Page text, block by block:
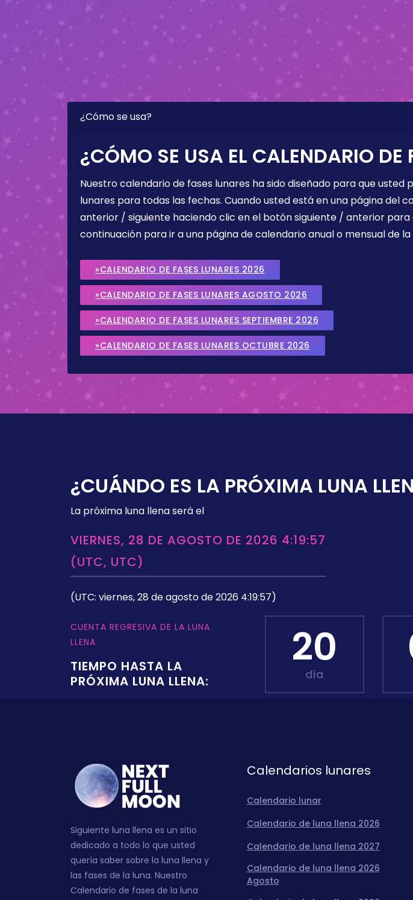
¿Cómo se usa?
¿CÓMO SE USA EL CALENDARIO DE
Nuestro calendario de fases lunares ha sido diseñado para que
lunares para todas las fechas. Cuando usted está en una página del
anterior / siguiente haciendo clic en el botón siguiente / anterior
continuación para ir a una página de calendario anual o mensual de la
»CALENDARIO DE FASES LUNARES 2026
»CALENDARIO DE FASES LUNARES AGOSTO 2026
»CALENDARIO DE FASES LUNARES SEPTIEMBRE 2026
»CALENDARIO DE FASES LUNARES OCTUBRE 2026
¿CUÁNDO ES LA PRÓXIMA LUNA
La próxima luna llena será el
VIERNES, 28 DE AGOSTO DE 2026 4:19:57
(UTC, UTC)
(UTC: viernes, 28 de agosto de 2026 4:19:57)
CUENTA REGRESIVA DE LA LUNA
LLENA
TIEMPO HASTA LA
PRÓXIMA LUNA LLENA:
20
día
Siguiente luna llena es un sitio
dedicado a todo lo que usted
quería saber sobre la luna llena y
las fases de la luna. Nuestro
Calendario de fases de la luna
Calendarios lunares
Calendario lunar
Calendario de luna llena 2026
Calendario de luna llena 2027
Calendario de luna llena 2026
Agosto